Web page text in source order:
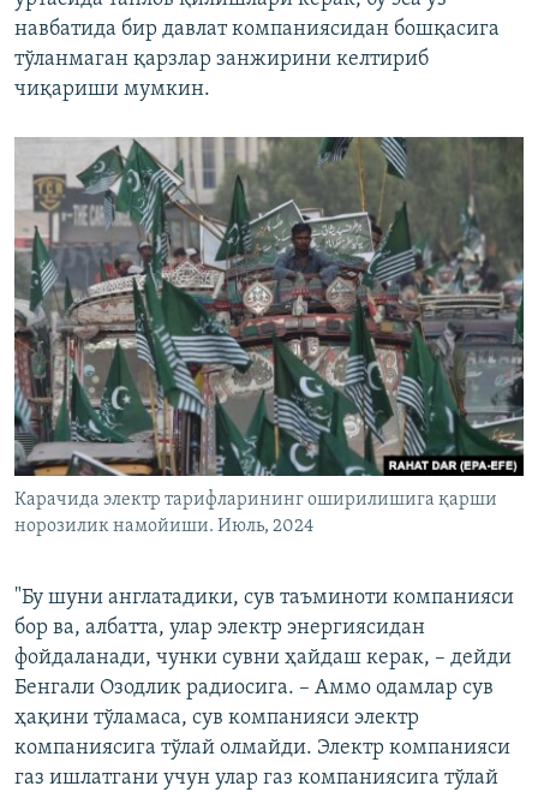
навбатида бир давлат компаниясидан бошқасига
тўланмаган қарзлар занжирини келтириб
чиқариши мумкин.
Карачида электр тарифларининг оширилишига қарши
норозилик намойиши. Июль, 2024
"Бу шуни англатадики, сув таъминоти компанияси
бор ва, албатта, улар электр энергиясидан
фойдаланади, чунки сувни ҳайдаш керак, – дейди
Бенгали Озодлик радиосига. – Аммо одамлар сув
ҳақини тўламаса, сув компанияси электр
компаниясига тўлай олмайди. Электр компанияси
газ ишлатгани учун улар газ компаниясига тўлай